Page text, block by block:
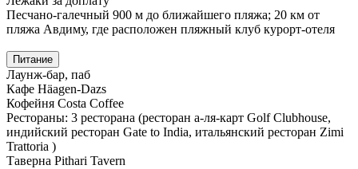
Песчано-галечный 900 м до ближайшего пляжа; 20 км от
пляжа Авдиму, где расположен пляжный клуб курорт-отеля
Питание
Лаунж-бар, паб
Кафе Häagen-Dazs
Кофейня Costa Coffee
Рестораны: 3 ресторана (ресторан а-ля-карт Golf Clubhouse,
индийский ресторан Gate to India, итальянский ресторан Zimi
Trattoria )
Таверна Pithari Tavern